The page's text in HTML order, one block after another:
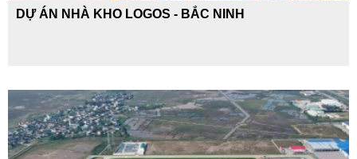
DỰ ÁN NHÀ KHO LOGOS - BẮC NINH